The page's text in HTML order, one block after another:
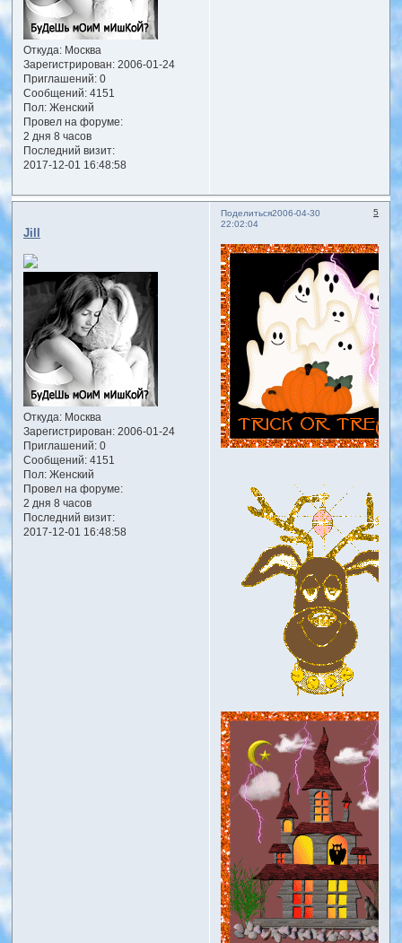
Откуда:Москва
Зарегистрирован: 2006-01-24
Приглашений:0
Сообщений:4151
Пол:Женский
Провел на форуме:
2 дня 8 часов
Последний визит:
2017-12-01 16:48:58
Поделиться 5
2006-04-30
22:02:04
Jill
Откуда:Москва
Зарегистрирован: 2006-01-24
Приглашений:0
Сообщений:4151
Пол:Женский
Провел на форуме:
2 дня 8 часов
Последний визит:
2017-12-01 16:48:58